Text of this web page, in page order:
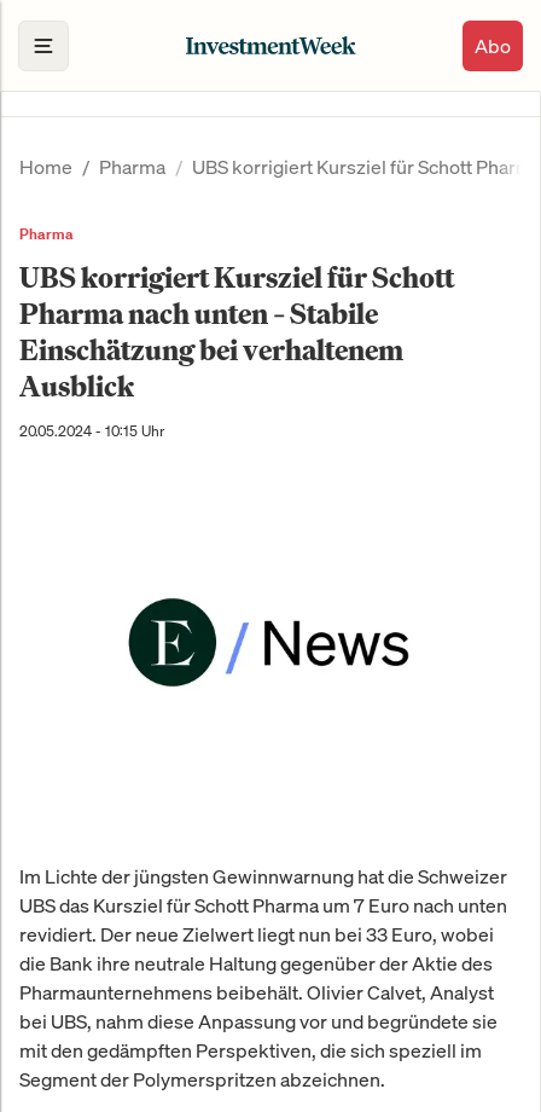
Abo
Home Pharma UBS korrigiert Kursziel für Schott
Pharma
UBS korrigiert Kursziel für Schott
Pharma nach unten – Stabile
Einschätzung bei verhaltenem
Ausblick
20.05.2024 - 10:15 Uhr
Im Lichte der jüngsten Gewinnwarnung hat die Schweizer
UBS das Kursziel für Schott Pharma um 7 Euro nach unten
revidiert. Der neue Zielwert liegt nun bei 33 Euro, wobei
die Bank ihre neutrale Haltung gegenüber der Aktie des
Pharmaunternehmens beibehält. Olivier Calvet, Analyst
bei UBS, nahm diese Anpassung vor und begründete sie
mit den gedämpften Perspektiven, die sich speziell im
Segment der Polymerspritzen abzeichnen.